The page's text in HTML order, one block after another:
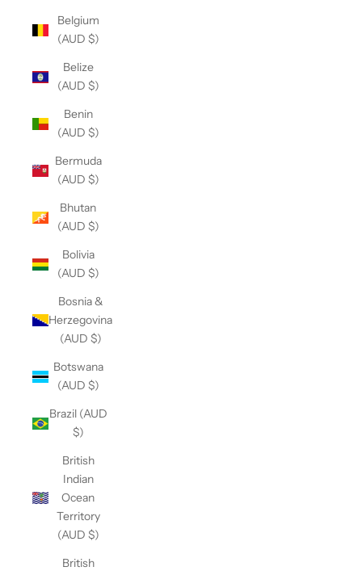
Belgium
(AUD $)
Belize
(AUD $)
Benin
(AUD $)
Bermuda
(AUD $)
Bhutan
(AUD $)
Bolivia
(AUD $)
Bosnia &
Herzegovina
(AUD $)
Botswana
(AUD $)
Brazil (AUD
$)
British
Indian
Ocean
Territory
(AUD $)
British